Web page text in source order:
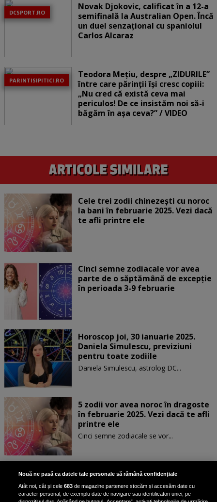
DCSPORT.RO
Novak Djokovic, calificat în a 12-a
semifinală la Australian Open. Încă
un duel senzațional cu spaniolul
Carlos Alcaraz
PARINTISIPITICI.RO
Teodora Mețiu, despre „ZIDURILE”
între care părinții își cresc copiii:
„Nu cred că există ceva mai
periculos! De ce insistăm noi să-i
băgăm în așa ceva?” / VIDEO
Cele trei zodii chinezești cu noroc
la bani în februarie 2025. Vezi dacă
te afli printre ele
Cinci semne zodiacale vor avea
parte de o săptămână de excepție
în perioada 3-9 februarie
Horoscop joi, 30 ianuarie 2025.
Daniela Simulescu, previziuni
pentru toate zodiile
Daniela Simulescu, astrolog DC...
5 zodii vor avea noroc în dragoste
în februarie 2025. Vezi dacă te afli
printre ele
Cinci semne zodiacale se vor...
Patru zodii primesc un mesaj
special de la Univers pe 30
ianuarie. Vezi dacă te afli printre
Nouă ne pasă ca datele tale personale să rămână confidențiale
Atât noi, cât și cele683 de magazine partenere stocăm și accesăm date cu
caracter personal, de exemplu date de navigare sau identificatori unici, pe